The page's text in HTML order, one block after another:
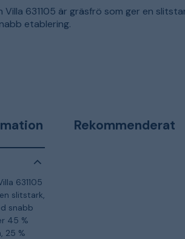
Villa 631105 är gräsfrö som ger en
etablering.
631105
slitstark,
snabb
45 %
25 %
Rekommenderat